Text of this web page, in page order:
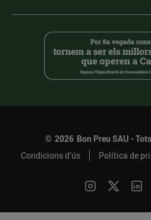
© 2026 Bon Preu SAU -
Condicions d’ús
Política de